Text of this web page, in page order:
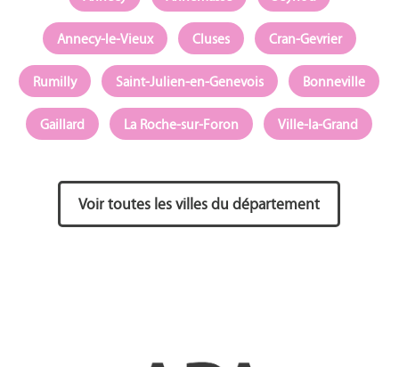
Annecy-le-Vieux
Cluses
Cran-Gevrier
Rumilly
Saint-Julien-en-Genevois
Bonneville
Gaillard
La Roche-sur-Foron Ville-la-Grand
Voir toutes les villes du département